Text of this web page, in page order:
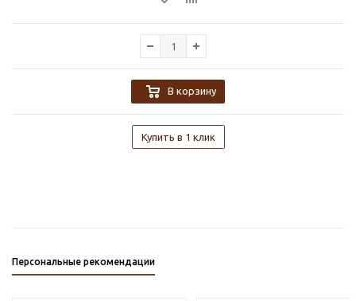
В корзину
Купить в 1 клик
Персональные рекомендации